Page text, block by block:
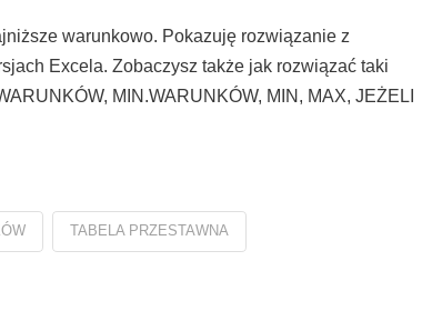
warunkowo. Pokazuję rozwiązanie z
Excela. Zobaczysz także jak rozwiązać taki
MIN.WARUNKÓW, MIN, MAX, JEŻELI
TABELA PRZESTAWNA